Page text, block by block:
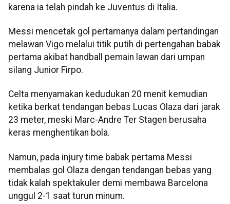
karena ia telah pindah ke Juventus di Italia.
Messi mencetak gol pertamanya dalam pertandingan
melawan Vigo melalui titik putih di pertengahan babak
pertama akibat handball pemain lawan dari umpan
silang Junior Firpo.
Celta menyamakan kedudukan 20 menit kemudian
ketika berkat tendangan bebas Lucas Olaza dari jarak
23 meter, meski Marc-Andre Ter Stagen berusaha
keras menghentikan bola.
Namun, pada injury time babak pertama Messi
membalas gol Olaza dengan tendangan bebas yang
tidak kalah spektakuler demi membawa Barcelona
unggul 2-1 saat turun minum.